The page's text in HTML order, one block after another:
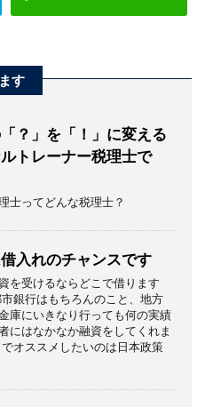
す
？」を「！」に変える
トレーナー税理士で
士ってどんな税理士？
入れのチャンスです
を受けるならどこで借ります
銀行はもちろんのこと、地方
庫にいきなり行っても何の実績
にはなかなか融資をしてくれま
オススメしたいのは日本政策